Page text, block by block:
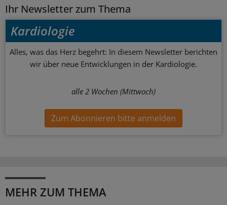
Ihr Newsletter zum Thema
Kardiologie
Alles, was das Herz begehrt: In diesem Newsletter berichten
wir über neue Entwicklungen in der Kardiologie.
alle 2 Wochen (Mittwoch)
Zum Abonnieren bitte anmelden
MEHR ZUM THEMA